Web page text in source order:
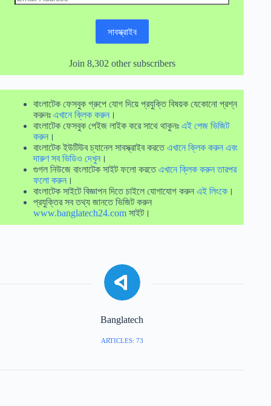
Address
সাবস্ক্রাইব
Join 8,302 other subscribers
বাংলাটেক ফেসবুক গ্রুপে যোগ দিয়ে প্রযুক্তি বিষয়ক যেকোনো প্রশ্ন
করুনঃ এখানে ক্লিক করুন ।
বাংলাটেক ফেসবুক পেইজ লাইক করে সাথে থাকুনঃ এই পেজ ভিজিট
করুন ।
বাংলাটেক ইউটিউব চ্যানেল সাবস্ক্রাইব করতেএখানে ক্লিক করুন এবং
দারুণ সব ভিডিও দেখুন ।
গুগল নিউজে বাংলাটেক সাইট ফলো করতেএখানে ক্লিক করুন তারপর
ফলো করুন ।
বাংলাটেক সাইটে বিজ্ঞাপন দিতে চাইলে যোগাযোগ করুন এই লিংকে ।
প্রযুক্তির সব তথ্য জানতে ভিজিট করুন
www.banglatech24.com সাইট।
Banglatech
ARTICLES: 73